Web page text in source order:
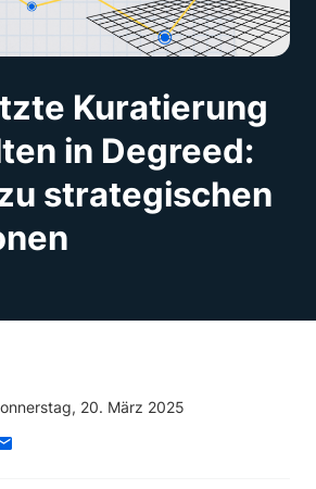
Kuratierung
in Degreed:
strategischen
20. März 2025